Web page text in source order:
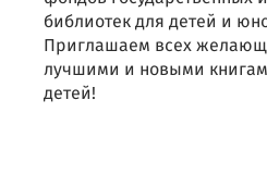
библиотек для детей и
Приглашаем всех
лучшими и новыми
детей!